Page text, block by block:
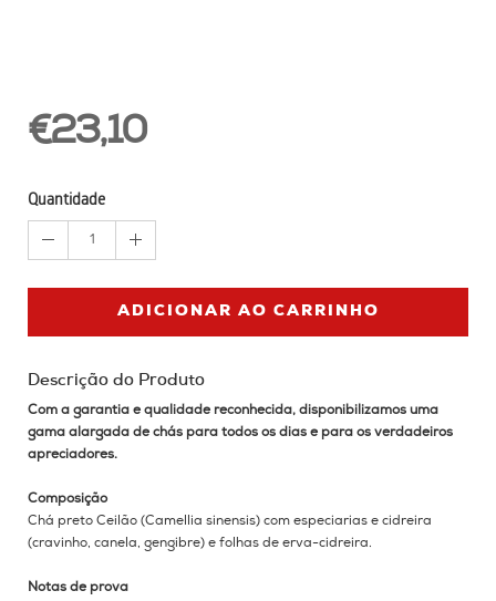
€23,10
Quantidade
1
ADICIONAR AO CARRINHO
Descrição do Produto
Com a garantia e qualidade reconhecida, disponibilizamos uma
gama alargada de chás para todos os dias e para os verdadeiros
apreciadores.
Composição
Chá preto Ceilão (Camellia sinensis) com especiarias e cidreira
(cravinho, canela, gengibre) e folhas de erva-cidreira.
Notas de prova